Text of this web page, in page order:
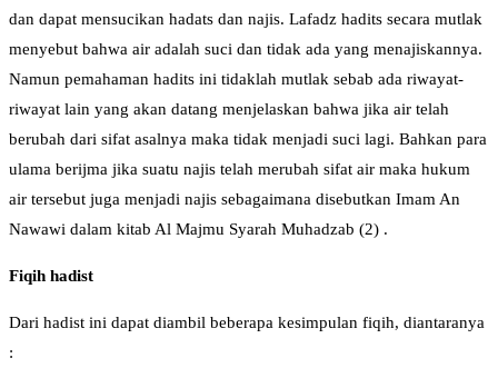
dan dapat mensucikan hadats dan najis. Lafadz hadits secara mutlak
menyebut bahwa air adalah suci dan tidak ada yang menajiskannya.
Namun pemahaman hadits ini tidaklah mutlak sebab ada riwayat-
riwayat lain yang akan datang menjelaskan bahwa jika air telah
berubah dari sifat asalnya maka tidak menjadi suci lagi. Bahkan para
ulama berijma jika suatu najis telah merubah sifat air maka hukum
air tersebut juga menjadi najis sebagaimana disebutkan Imam An
Nawawi dalam kitab Al Majmu Syarah Muhadzab (2) .
Fiqih hadist
Dari hadist ini dapat diambil beberapa kesimpulan fiqih, diantaranya
: